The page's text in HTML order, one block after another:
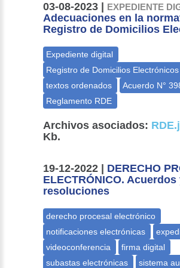
03-08-2023 | EXPEDIENTE
Adecuaciones en la
Registro de Domicilios
Archivos asociados:
Kb.
19-12-2022 | DERECHO
ELECTRÓNICO. Acuerdos
resoluciones